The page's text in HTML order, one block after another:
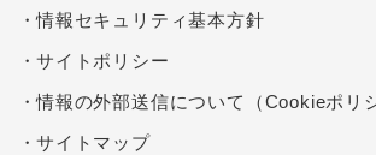
情報セキュリティ基本方針
サイトポリシー
情報の外部送信について（Cookieポリ
サイトマップ